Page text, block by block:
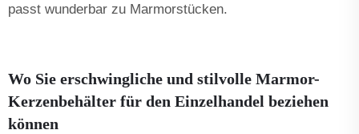
passt wunderbar zu Marmorstücken.
Wo Sie erschwingliche und stilvolle Marmor-
Kerzenbehälter für den Einzelhandel beziehen
können